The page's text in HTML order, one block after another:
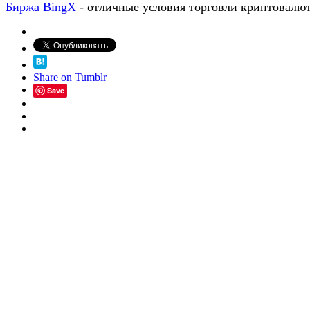
Биржа BingX - отличные условия торговли
Share on Tumblr
Save